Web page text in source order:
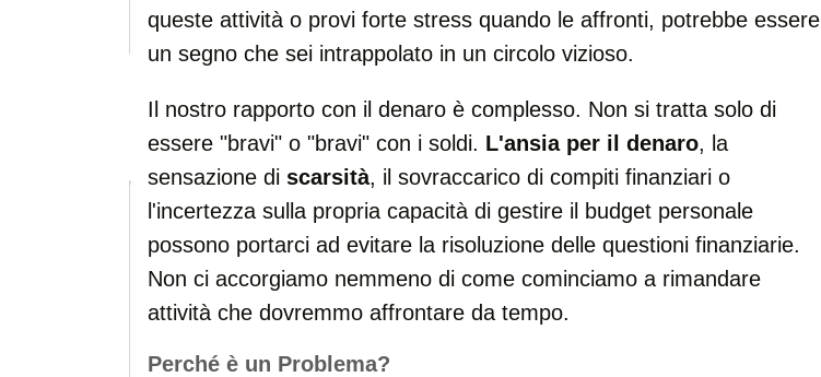
queste attività o provi forte stress quando le affronti, potrebbe essere
un segno che sei intrappolato in un circolo vizioso.
Il nostro rapporto con il denaro è complesso. Non si tratta solo di
essere "bravi" o "bravi" con i soldi. L'ansia per il denaro, la
sensazione di scarsità, il sovraccarico di compiti finanziari o
l'incertezza sulla propria capacità di gestire il budget personale
possono portarci ad evitare la risoluzione delle questioni finanziarie.
Non ci accorgiamo nemmeno di come cominciamo a rimandare
attività che dovremmo affrontare da tempo.
Perché è un Problema?